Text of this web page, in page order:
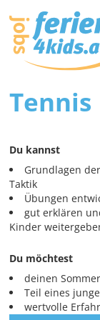
Tennis
Du kannst
Grundlagen
Taktik
Übungen
gut erklären
Kinder
Du möchtest
deinen
Teil eines
wertvolle